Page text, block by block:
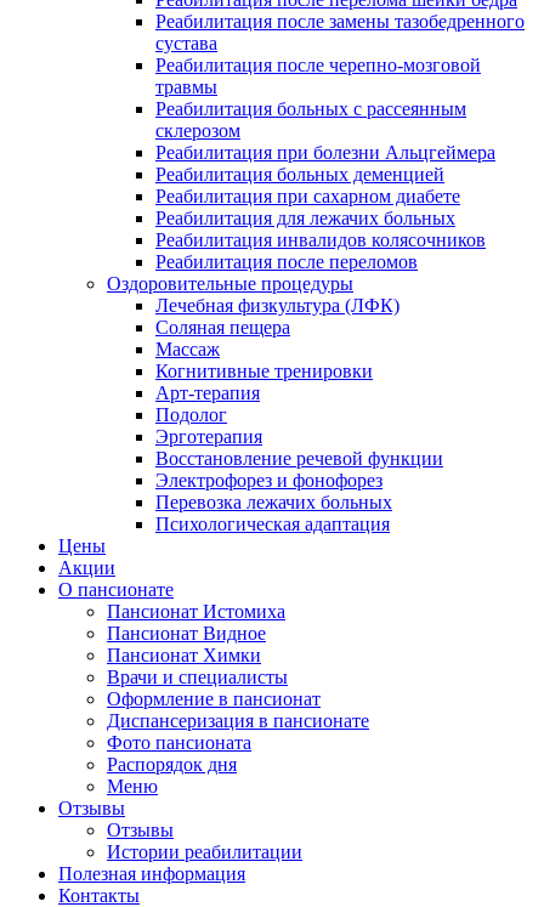
Реабилитация после замены тазобедренного
сустава
Реабилитация после черепно-мозговой
травмы
Реабилитация больных с рассеянным
склерозом
Реабилитация при болезни Альцгеймера
Реабилитация больных деменцией
Реабилитация при сахарном диабете
Реабилитация для лежачих больных
Реабилитация инвалидов колясочников
Реабилитация после переломов
Оздоровительные процедуры
Лечебная физкультура (ЛФК)
Соляная пещера
Массаж
Когнитивные тренировки
Арт-терапия
Подолог
Эрготерапия
Восстановление речевой функции
Электрофорез и фонофорез
Перевозка лежачих больных
Психологическая адаптация
Цены
Акции
О пансионате
Пансионат Истомиха
Пансионат Видное
Пансионат Химки
Врачи и специалисты
Оформление в пансионат
Диспансеризация в пансионате
Фото пансионата
Распорядок дня
Меню
Отзывы
Отзывы
Истории реабилитации
Полезная информация
Контакты